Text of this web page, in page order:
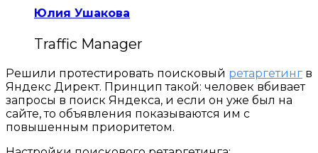
Юлия Ушакова
Traffic Manager
Решили протестировать поисковый ретаргетинг в
Яндекс Директ. Принцип такой: человек вбивает
запросы в поиск Яндекса, и если он уже был на
сайте, то объявления показываются им с
повышенным приоритетом.